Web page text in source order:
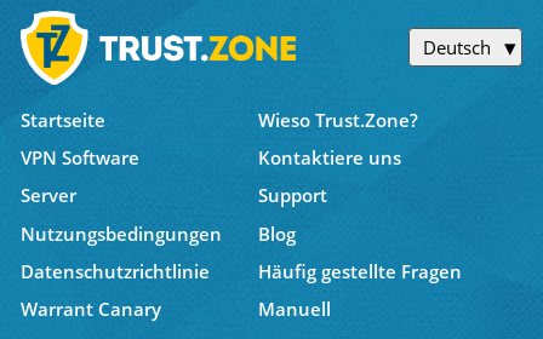
Deutsch
Startseite
Wieso Trust.Zone?
VPN Software
Kontaktiere uns
Server
Support
Nutzungsbedingungen
Blog
Datenschutzrichtlinie
Häufig gestellte Fragen
Warrant Canary
Manuell